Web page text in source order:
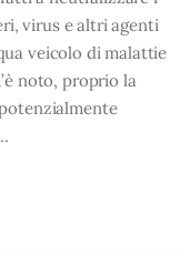
virus e altri agenti
veicolo di malattie
noto, proprio la